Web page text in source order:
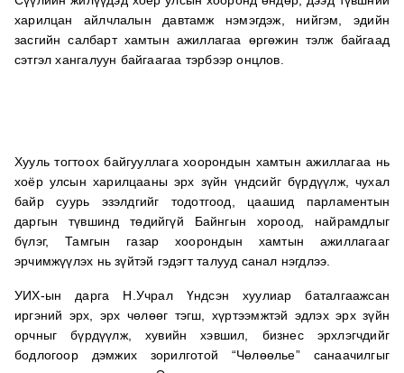
харилцан айлчлалын давтамж нэмэгдэж, нийгэм, эдийн
засгийн салбарт хамтын ажиллагаа өргөжин тэлж байгаад
сэтгэл хангалуун байгаагаа тэрбээр онцлов.
Хууль тогтоох байгууллага хоорондын хамтын ажиллагаа нь
хоёр улсын харилцааны эрх зүйн үндсийг бүрдүүлж, чухал
байр суурь эзэлдгийг тодотгоод, цаашид парламентын
даргын түвшинд төдийгүй Байнгын хороод, найрамдлыг
бүлэг, Тамгын газар хоорондын хамтын ажиллагааг
эрчимжүүлэх нь зүйтэй гэдэгт талууд санал нэгдлээ.
УИХ-ын дарга Н.Учрал Үндсэн хуулиар баталгаажсан
иргэний эрх, эрх чөлөөг тэгш, хүртээмжтэй эдлэх эрх зүйн
орчныг бүрдүүлж, хувийн хэвшил, бизнес эрхлэгчдийг
бодлогоор дэмжих зорилготой “Чөлөөлье” санаачилгыг